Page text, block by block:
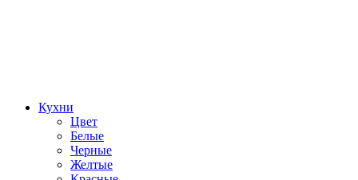
Кухни
Цвет
Белые
Черные
Желтые